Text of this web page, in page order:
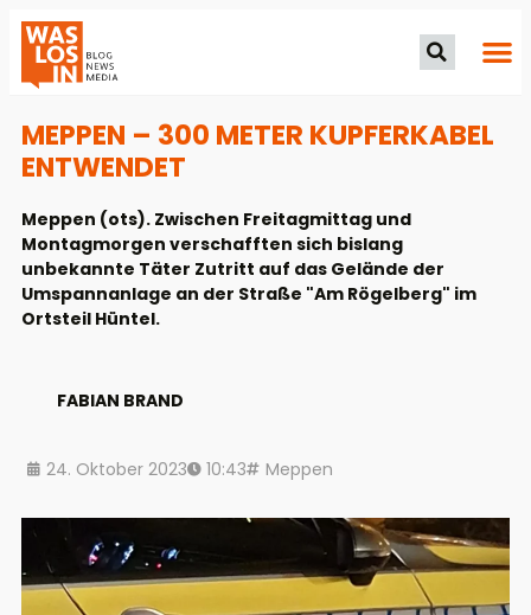
MEPPEN – 300 METER KUPFERKABEL
ENTWENDET
Meppen (ots). Zwischen Freitagmittag und
Montagmorgen verschafften sich bislang
unbekannte Täter Zutritt auf das Gelände der
Umspannanlage an der Straße "Am Rögelberg" im
Ortsteil Hüntel.
FABIAN BRAND
24. Oktober 2023 10:43 Meppen